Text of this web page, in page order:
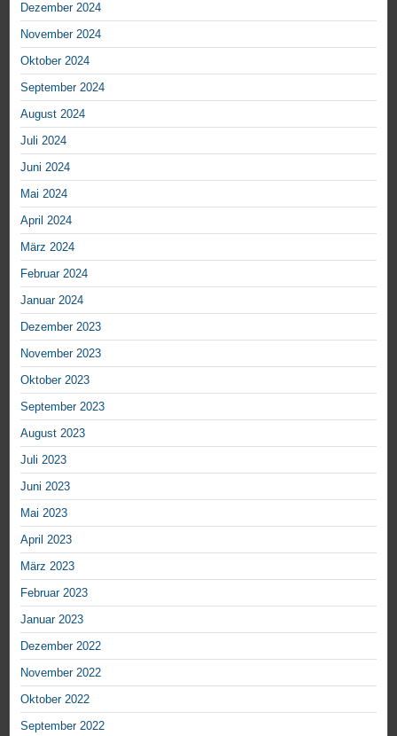
Dezember 2024
November 2024
Oktober 2024
September 2024
August 2024
Juli 2024
Juni 2024
Mai 2024
April 2024
März 2024
Februar 2024
Januar 2024
Dezember 2023
November 2023
Oktober 2023
September 2023
August 2023
Juli 2023
Juni 2023
Mai 2023
April 2023
März 2023
Februar 2023
Januar 2023
Dezember 2022
November 2022
Oktober 2022
September 2022